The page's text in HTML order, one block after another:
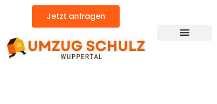
Jetzt anfragen